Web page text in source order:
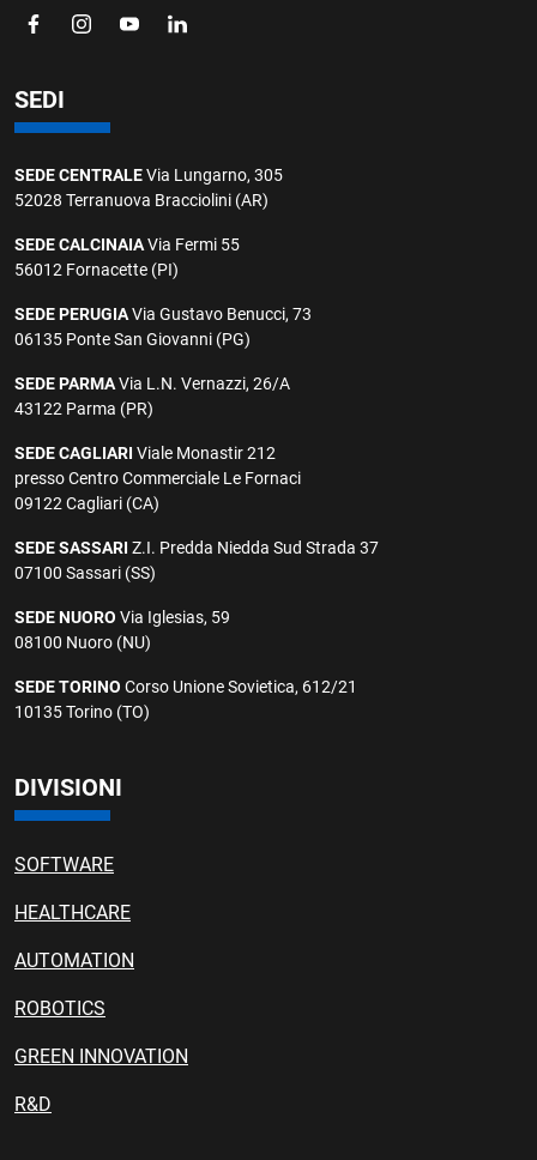
SEDI
SEDE CENTRALEVia Lungarno, 305
52028 Terranuova Bracciolini (AR)
SEDE CALCINAIAVia Fermi 55
56012 Fornacette (PI)
SEDE PERUGIAVia Gustavo Benucci, 73
06135 Ponte San Giovanni (PG)
SEDE PARMAVia L.N. Vernazzi, 26/A
43122 Parma (PR)
SEDE CAGLIARI Viale Monastir 212
presso Centro Commerciale Le Fornaci
09122 Cagliari (CA)
SEDE SASSARI Z.I. Predda Niedda Sud Strada 37
07100 Sassari (SS)
SEDE NUORO Via Iglesias, 59
08100 Nuoro (NU)
SEDE TORINO Corso Unione Sovietica, 612/21
10135 Torino (TO)
DIVISIONI
SOFTWARE
HEALTHCARE
AUTOMATION
ROBOTICS
GREEN INNOVATION
R&D